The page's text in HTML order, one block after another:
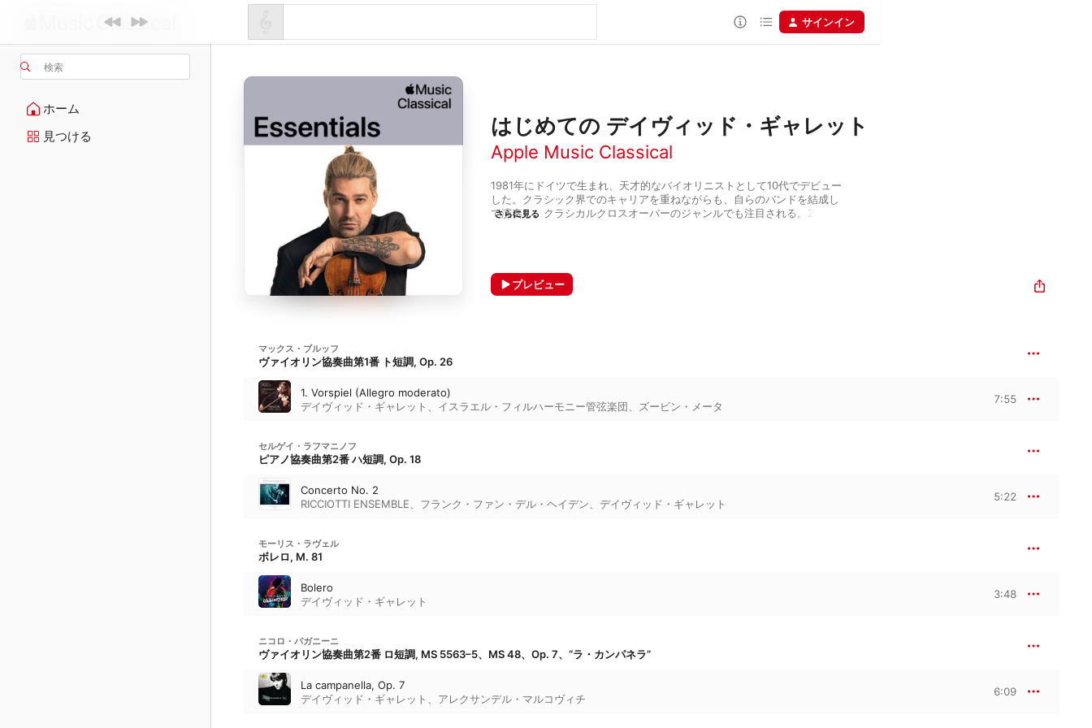
検索
ホーム
見つける
サインイン
はじめての デイヴィッド・ギャレット
Apple Music Classical
1981年にドイツで生まれ、天才的なバイオリニストとして10代でデビュー
した。クラシック界でのキャリアを重ねながらも、自らのバンドを結成し
て演奏し、クラシカルクロスオーバーのジャンルでも注目される。2007年
バイオリニスト』の製作・主演・音楽を担当した。その映画で磨き抜かれ
さらに見る
プレビュー
マックス・ブルッフ
ヴァイオリン協奏曲第1番 ト短調, Op. 26
1. Vorspiel (Allegro moderato)
デイヴィッド・ギャレット
イスラエル・フィルハーモニー管弦楽団 ズービン・メータ
7:55
セルゲイ・ラフマニノフ
ピアノ協奏曲第2番 ハ短調, Op. 18
Concerto No. 2
RICCIOTTI ENSEMBLE
フランク・ファン・デル・ヘイデン デイヴィッド・ギャレット
5:22
モーリス・ラヴェル
ボレロ, M. 81
Bolero
デイヴィッド・ギャレット
3:48
ニコロ・パガニーニ
ヴァイオリン協奏曲第2番 ロ短調, MS 5563–5、MS 48、Op. 7、“ラ・カンパネラ”
La campanella, Op. 7
デイヴィッド・ギャレット
アレクサンデル・マルコヴィチ
6:09